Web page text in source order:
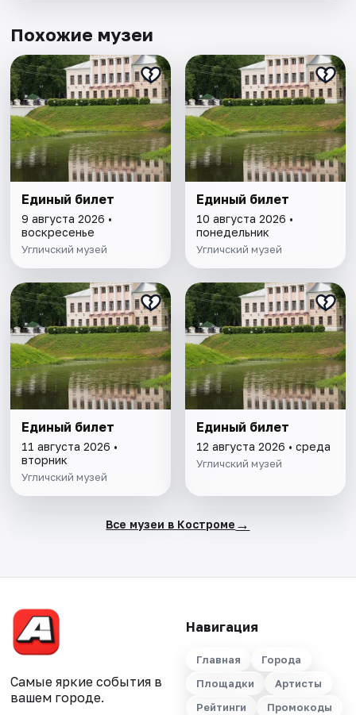
Похожие музеи
Единый билет
9 августа 2026 •
воскресенье
Угличский музей
Единый билет
10 августа 2026 •
понедельник
Угличский музей
Единый билет
11 августа 2026 •
вторник
Угличский музей
Единый билет
12 августа 2026 • среда
Угличский музей
Все музеи в Костроме →
Самые яркие события в
вашем городе.
Навигация
Главная
Города
Площадки
Артисты
Рейтинги
Промокоды